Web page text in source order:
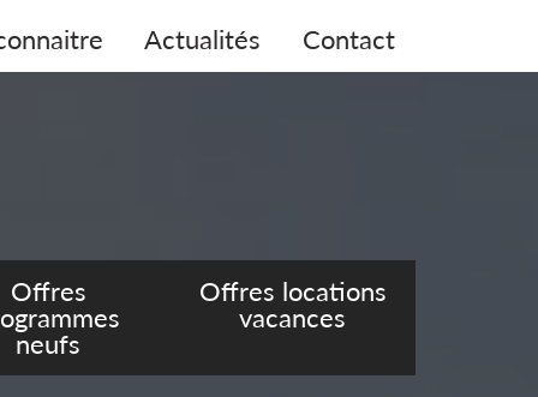
actualités contact
Offres
neufs
Offres locations
vacances